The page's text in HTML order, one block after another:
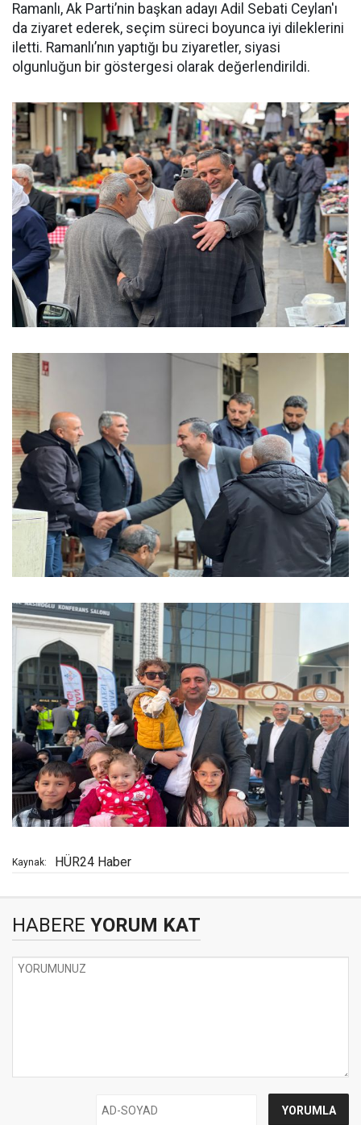
Ramanlı, Ak Parti’nin başkan adayı Adil Sebati Ceylan'ı
da ziyaret ederek, seçim süreci boyunca iyi dileklerini
iletti. Ramanlı’nın yaptığı bu ziyaretler, siyasi
olgunluğun bir göstergesi olarak değerlendirildi.
Kaynak: HÜR24 Haber
HABERE YORUM KAT